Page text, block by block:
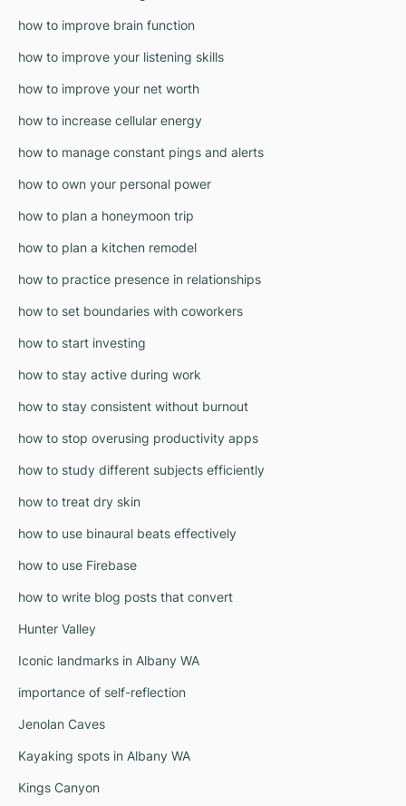
how to improve brain function
how to improve your listening skills
how to improve your net worth
how to increase cellular energy
how to manage constant pings and alerts
how to own your personal power
how to plan a honeymoon trip
how to plan a kitchen remodel
how to practice presence in relationships
how to set boundaries with coworkers
how to start investing
how to stay active during work
how to stay consistent without burnout
how to stop overusing productivity apps
how to study different subjects efficiently
how to treat dry skin
how to use binaural beats effectively
how to use Firebase
how to write blog posts that convert
Hunter Valley
Iconic landmarks in Albany WA
importance of self-reflection
Jenolan Caves
Kayaking spots in Albany WA
Kings Canyon